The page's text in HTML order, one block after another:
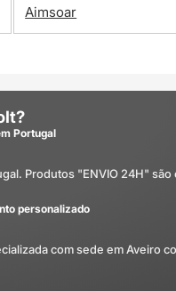
Aimsoar
Portugal
Produtos "ENVIO 24H"
personalizado
com sede em Aveiro